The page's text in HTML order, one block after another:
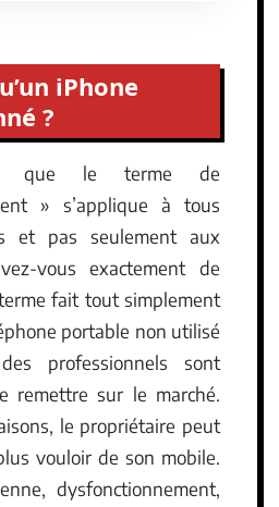
iPhone
?
que le terme de
» s’applique à tous
et pas seulement aux
vous exactement de
fait tout simplement
portable non utilisé
professionnels sont
remettre sur le marché.
le propriétaire peut
vouloir de son mobile.
dysfonctionnement,